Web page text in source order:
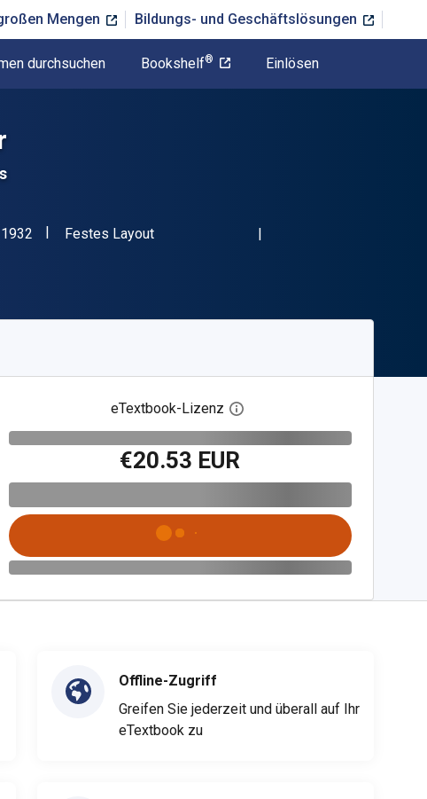
Mengen Bildungs- und Geschäftslösungen
durchsuchen Bookshelf® Einlösen
"ISBN-13 9781440311932"
Format
Festes Layout
eTextbook-Lizenz Digitalen Lizenzdialog öffnen
€20.53 EUR
Offline-Zugriff
Greifen Sie jederzeit und überall auf Ihr
eTextbook zu